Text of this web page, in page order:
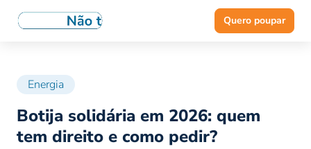
Quero poupar
Energia
Botija solidária em 2026: quem
tem direito e como pedir?